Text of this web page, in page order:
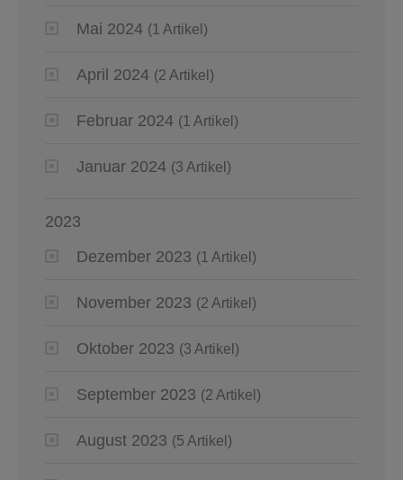
Mai 2024 (1 Artikel)
April 2024 (2 Artikel)
Februar 2024 (1 Artikel)
Januar 2024 (3 Artikel)
2023
Dezember 2023 (1 Artikel)
November 2023 (2 Artikel)
Oktober 2023 (3 Artikel)
September 2023 (2 Artikel)
August 2023 (5 Artikel)